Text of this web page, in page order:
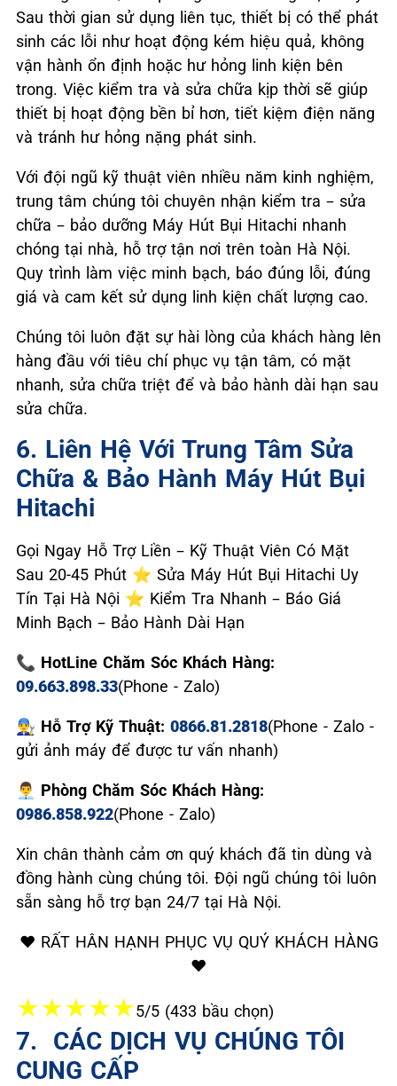
Sau thời gian sử dụng liên tục, thiết bị có thể phát
sinh các lỗi như hoạt động kém hiệu quả, không
vận hành ổn định hoặc hư hỏng linh kiện bên
trong. Việc kiểm tra và sửa chữa kịp thời sẽ giúp
thiết bị hoạt động bền bỉ hơn, tiết kiệm điện năng
và tránh hư hỏng nặng phát sinh.
Với đội ngũ kỹ thuật viên nhiều năm kinh nghiệm,
trung tâm chúng tôi chuyên nhận kiểm tra – sửa
chữa – bảo dưỡng Máy Hút Bụi Hitachi nhanh
chóng tại nhà, hỗ trợ tận nơi trên toàn Hà Nội.
Quy trình làm việc minh bạch, báo đúng lỗi, đúng
giá và cam kết sử dụng linh kiện chất lượng cao.
Chúng tôi luôn đặt sự hài lòng của khách hàng lên
hàng đầu với tiêu chí phục vụ tận tâm, có mặt
nhanh, sửa chữa triệt để và bảo hành dài hạn sau
sửa chữa.
6. Liên Hệ Với Trung Tâm Sửa
Chữa & Bảo Hành Máy Hút Bụi
Hitachi
Gọi Ngay Hỗ Trợ Liền – Kỹ Thuật Viên Có Mặt
Sau 20-45 Phút ⭐ Sửa Máy Hút Bụi Hitachi Uy
Tín Tại Hà Nội ⭐ Kiểm Tra Nhanh – Báo Giá
Minh Bạch – Bảo Hành Dài Hạn
📞 HotLine Chăm Sóc Khách Hàng:
09.663.898.33(Phone - Zalo)
👨‍🔧 Hỗ Trợ Kỹ Thuật: 0866.81.2818(Phone - Zalo -
gửi ảnh máy để được tư vấn nhanh)
👨‍💼 Phòng Chăm Sóc Khách Hàng:
0986.858.922(Phone - Zalo)
Xin chân thành cảm ơn quý khách đã tin dùng và
đồng hành cùng chúng tôi. Đội ngũ chúng tôi luôn
sẵn sàng hỗ trợ bạn 24/7 tại Hà Nội.
❤️ RẤT HÂN HẠNH PHỤC VỤ QUÝ KHÁCH HÀNG
❤️
★★★★★5/5 (433 bầu chọn)
7. ️ CÁC DỊCH VỤ CHÚNG TÔI
CUNG CẤP